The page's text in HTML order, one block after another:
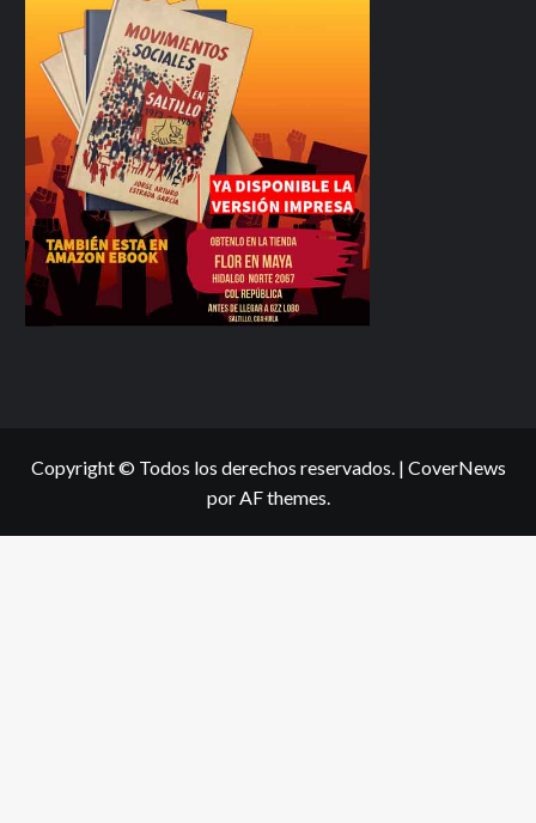
Copyright © Todos los derechos reservados. | CoverNews
por AF themes.